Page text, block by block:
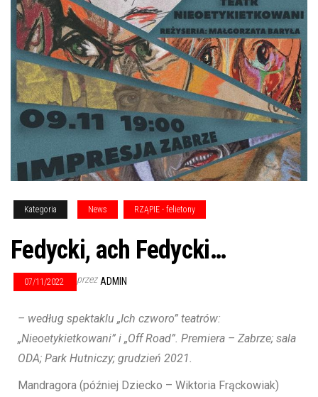
Kategoria News RZĄPIE - felietony
Fedycki, ach Fedycki…
07/11/2022 przez ADMIN
– według spektaklu „Ich czworo” teatrów:
„Nieoetykietkowani” i „Off Road”. Premiera – Zabrze; sala
ODA; Park Hutniczy; grudzień 2021.
Mandragora (później Dziecko – Wiktoria Frąckowiak)